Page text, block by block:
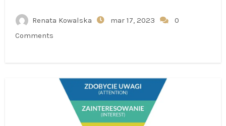
Renata Kowalska mar 17, 2023
0
Comments